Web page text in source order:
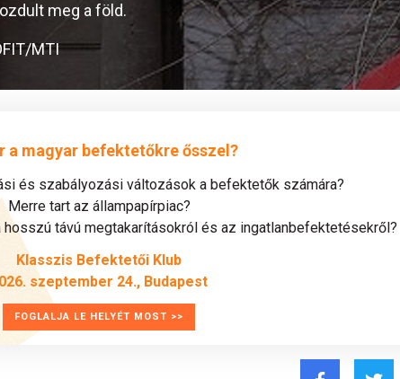
meg a föld.
MTI
a magyar befektetőkre ősszel?
és szabályozási változások a befektetők számára?
Merre tart az állampapírpiac?
távú megtakarításokról és az ingatlanbefektetésekről?
Klasszis Befektetői Klub
szeptember 24., Budapest
FOGLALJA LE HELYÉT MOST >>